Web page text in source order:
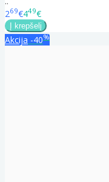
269€449€
Akcija -40%